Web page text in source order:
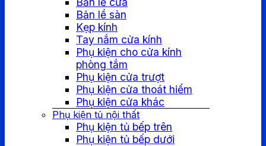
Bản lề sàn
Kẹp kính
Tay nắm cửa kính
Phụ kiện cho cửa kính
phòng tắm
Phụ kiện cửa trượt
Phụ kiện cửa thoát hiểm
Phụ kiện cửa khác
Phụ kiện tủ nội thất
Phụ kiện tủ bếp trên
Phụ kiện tủ bếp dưới